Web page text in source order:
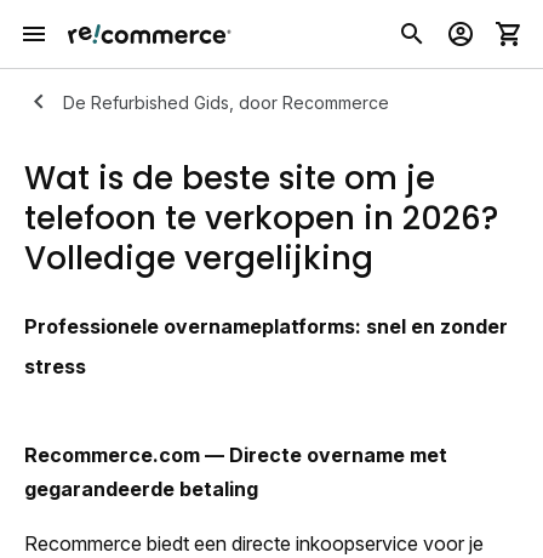
De Refurbished Gids, door Recommerce
Wat is de beste site om je
telefoon te verkopen in 2026?
Volledige vergelijking
Professionele overnameplatforms: snel en zonder
stress
Recommerce.com — Directe overname met
gegarandeerde betaling
Recommerce biedt een directe inkoopservice voor je